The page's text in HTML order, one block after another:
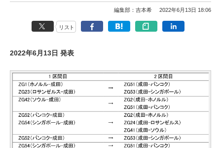
編集部：吉本希 2022年6月13日 18:06
リスト
2022年6月13日 発表